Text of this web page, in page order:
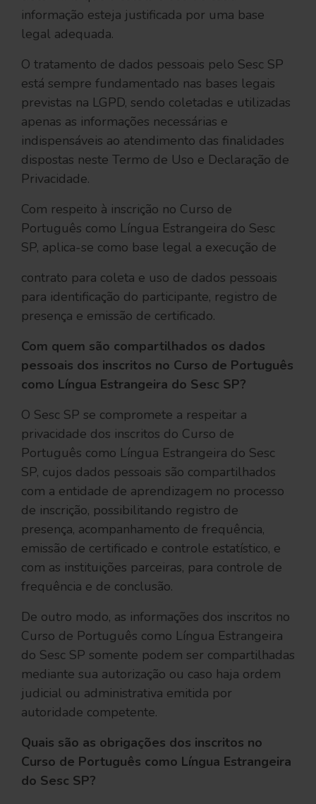
informação esteja justificada por uma base
legal adequada.
O tratamento de dados pessoais pelo Sesc SP
está sempre fundamentado nas bases legais
previstas na LGPD, sendo coletadas e utilizadas
apenas as informações necessárias e
indispensáveis ao atendimento das finalidades
dispostas neste Termo de Uso e Declaração de
Privacidade.
Com respeito à inscrição no Curso de
Português como Língua Estrangeira do Sesc
SP, aplica-se como base legal a execução de
contrato para coleta e uso de dados pessoais
para identificação do participante, registro de
presença e emissão de certificado.
Com quem são compartilhados os dados
pessoais dos inscritos no Curso de Português
como Língua Estrangeira do Sesc SP?
O Sesc SP se compromete a respeitar a
privacidade dos inscritos do Curso de
Português como Língua Estrangeira do Sesc
SP, cujos dados pessoais são compartilhados
com a entidade de aprendizagem no processo
de inscrição, possibilitando registro de
presença, acompanhamento de frequência,
emissão de certificado e controle estatístico, e
com as instituições parceiras, para controle de
frequência e de conclusão.
De outro modo, as informações dos inscritos no
Curso de Português como Língua Estrangeira
do Sesc SP somente podem ser compartilhadas
mediante sua autorização ou caso haja ordem
judicial ou administrativa emitida por
autoridade competente.
Quais são as obrigações dos inscritos no
Curso de Português como Língua Estrangeira
do Sesc SP?